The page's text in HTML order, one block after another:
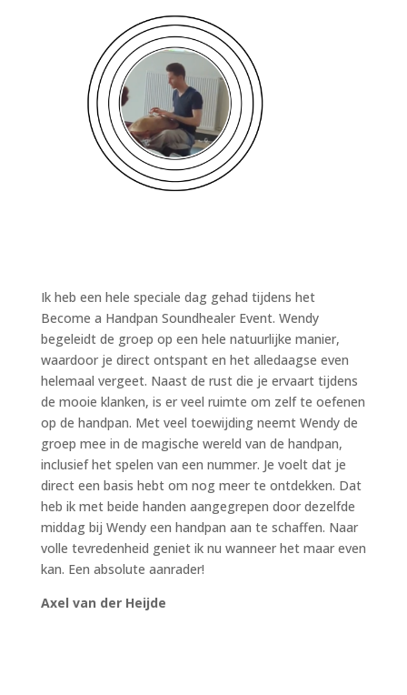
Ik heb een hele speciale dag gehad tijdens het
Become a Handpan Soundhealer Event. Wendy
begeleidt de groep op een hele natuurlijke manier,
waardoor je direct ontspant en het alledaagse even
helemaal vergeet. Naast de rust die je ervaart tijdens
de mooie klanken, is er veel ruimte om zelf te oefenen
op de handpan. Met veel toewijding neemt Wendy de
groep mee in de magische wereld van de handpan,
inclusief het spelen van een nummer. Je voelt dat je
direct een basis hebt om nog meer te ontdekken. Dat
heb ik met beide handen aangegrepen door dezelfde
middag bij Wendy een handpan aan te schaffen. Naar
volle tevredenheid geniet ik nu wanneer het maar even
kan. Een absolute aanrader!
Axel van der Heijde